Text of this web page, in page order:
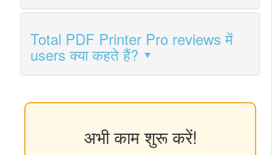
Total PDF Printer Pro reviews में
users क्या कहते हैं?
अभी काम शुरू करें!